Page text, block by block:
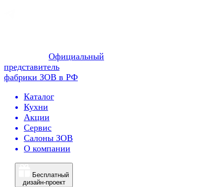
Официальный
представитель
фабрики ЗОВ в РФ
Каталог
Кухни
Акции
Сервис
Салоны ЗОВ
О компании
Бесплатный
дизайн-проект